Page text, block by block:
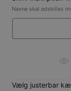
Navne skal adskilles
Vælg justerbar